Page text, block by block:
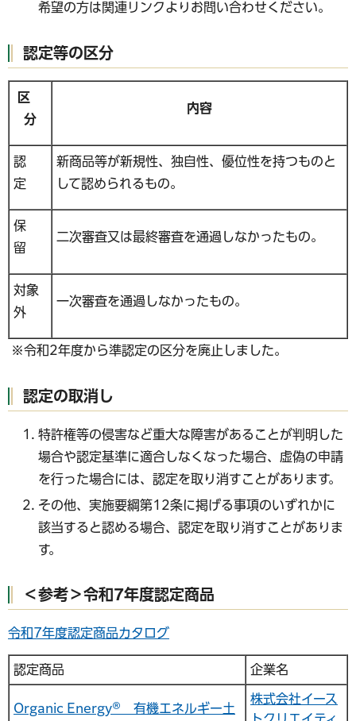
希望の方は関連リンクよりお問い合わせください。
認定等の区分
区
分
内容
認
定
新商品等が新規性、独自性、優位性を持つものと
して認められるもの。
保
留
二次審査又は最終審査を通過しなかったもの。
対象
外
一次審査を通過しなかったもの。
※令和2年度から準認定の区分を廃止しました。
認定の取消し
特許権等の侵害など重大な障害があることが判明した
場合や認定基準に適合しなくなった場合、虚偽の申請
を行った場合には、認定を取り消すことがあります。
その他、実施要綱第12条に掲げる事項のいずれかに
該当すると認める場合、認定を取り消すことがありま
す。
＜参考＞令和7年度認定商品
令和7年度認定商品カタログ
認定商品 企業名
Organic Energy® 有機エネルギー土
株式会社イース